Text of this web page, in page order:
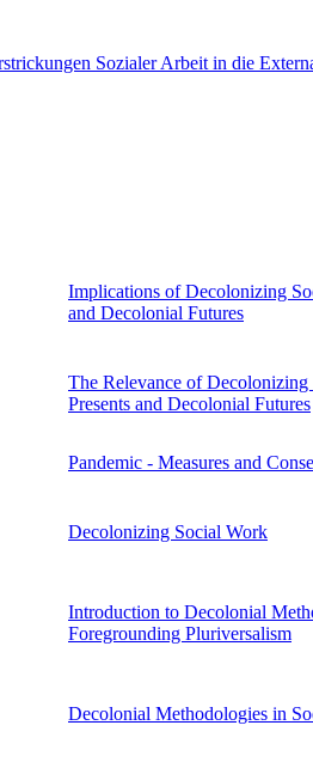
Sozialer Arbeit in die
Implications of Decolonizing
and Decolonial Futures
The Relevance of
Presents and Decolonial Futures
Pandemic - Measures and
Decolonizing Social Work
Introduction to Decolonial
Foregrounding Pluriversalism
Decolonial Methodologies in